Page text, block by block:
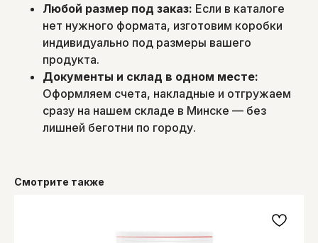
Любой размер под заказ: Если в каталоге
нет нужного формата, изготовим коробки
индивидуально под размеры вашего
продукта.
Документы и склад в одном месте:
Оформляем счета, накладные и отгружаем
сразу на нашем складе в Минске — без
лишней беготни по городу.
Смотрите также